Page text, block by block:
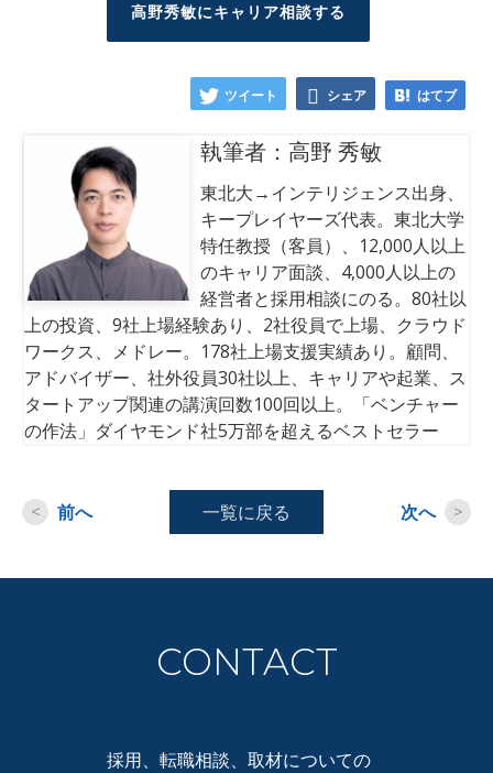
高野秀敏にキャリア相談する
ツイート シェア はてブ
執筆者：高野 秀敏
東北大→インテリジェンス出身、
キープレイヤーズ代表。東北大学
特任教授（客員）、12,000人以上
のキャリア面談、4,000人以上の
経営者と採用相談にのる。80社以
上の投資、9社上場経験あり、2社役員で上場、クラウド
ワークス、メドレー。178社上場支援実績あり。顧問、
アドバイザー、社外役員30社以上、キャリアや起業、ス
タートアップ関連の講演回数100回以上。「ベンチャー
の作法」ダイヤモンド社5万部を超えるベストセラー
< 前へ 一覧に戻る 次へ >
CONTACT
採用、転職相談、取材についての